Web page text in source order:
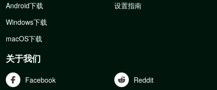
Android下载
Windows下载
macOS下载
设置指南
关于我们
Facebook Reddit